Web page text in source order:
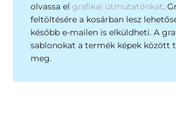
olvassa elgrafikai útmutatónkat.
feltöltésére a kosárban lesz
később e-mailen is elküldheti. A
sablonokat a termék képek között
meg.